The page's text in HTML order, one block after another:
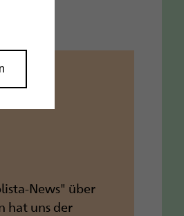
News" über
hat uns der